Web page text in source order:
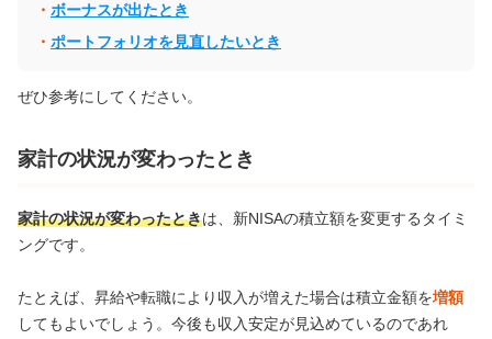
ボーナスが出たとき
ポートフォリオを見直したいとき
ぜひ参考にしてください。
家計の状況が変わったとき
家計の状況が変わったときは、新NISAの積立額を変更するタイミ
ングです。
たとえば、昇給や転職により収入が増えた場合は積立金額を増額
してもよいでしょう。今後も収入安定が見込めているのであれ